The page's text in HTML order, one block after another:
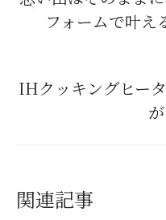
フォームで叶え
IHクッキングヒー
関連記事